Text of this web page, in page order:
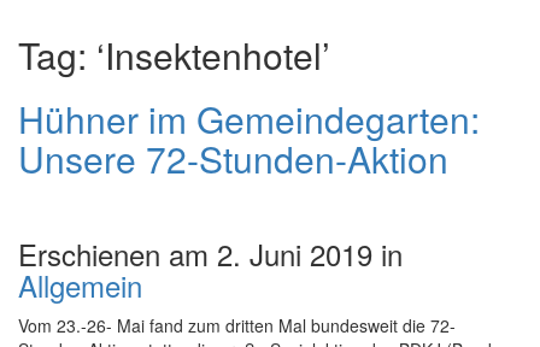
Tag: ‘Insektenhotel’
Hühner im Gemeindegarten:
Unsere 72-Stunden-Aktion
Erschienen am 2. Juni 2019 in
Allgemein
Vom 23.-26- Mai fand zum dritten Mal bundesweit die 72-